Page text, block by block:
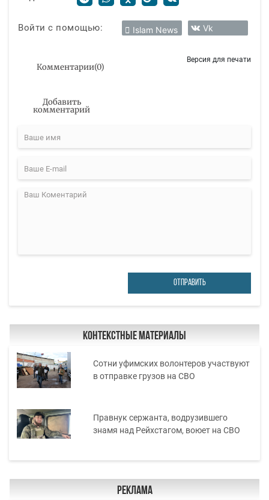
Войти с помощью: Islam News Vk
Комментарии(0)
Версия для печати
Добавить
комментарий
ОТПРАВИТЬ
Контекстные материалы
Сотни уфимских волонтеров участвуют
в отправке грузов на СВО
Правнук сержанта, водрузившего
знамя над Рейхстагом, воюет на СВО
Реклама